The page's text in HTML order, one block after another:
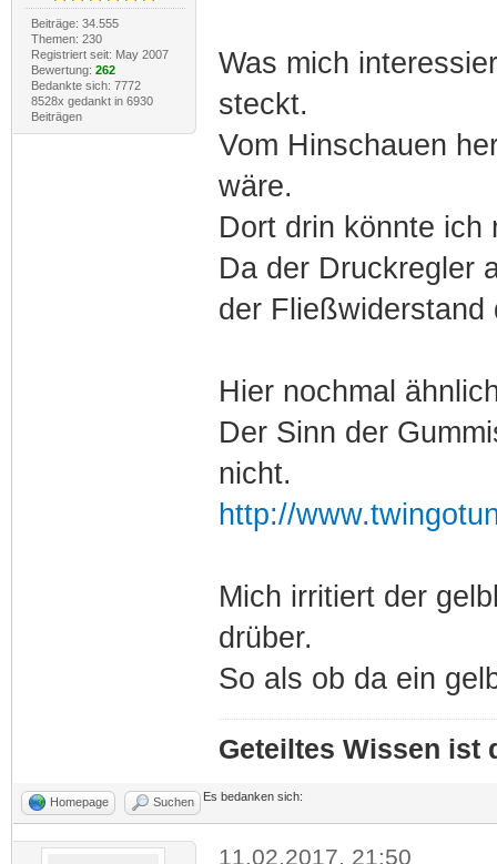
Beiträge: 34.555
Themen: 230
Registriert seit: May 2007
Bewertung: 262
Bedankte sich: 7772
8528x gedankt in 6930
Beiträgen
Was mich
steckt.
Vom Hinschauen
wäre.
Dort drin könnte ich
Da der Druckregler
der
Hier nochmal
Der Sinn der
nicht.
http://
Mich irritiert der
drüber.
So als ob da ein
Geteiltes Wissen ist
Homepage Suchen Es bedanken sich:
11.02.2017, 21:50